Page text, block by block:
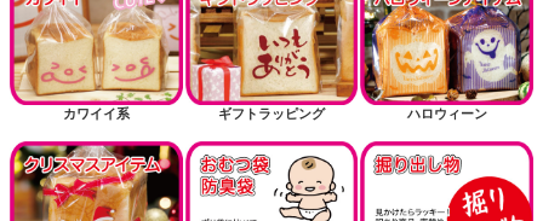
カワイイ系 ギフトラッピング ハロウィーン